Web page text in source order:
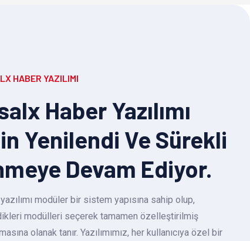
HABER YAZILIMI
Haber Yazılımı
Yenilendi Ve Sürekli
Devam Ediyor.
modüler bir sistem yapısına sahip olup,
modülleri seçerek tamamen özelleştirilmiş
olanak tanır. Yazılımımız, her kullanıcıya özel bir